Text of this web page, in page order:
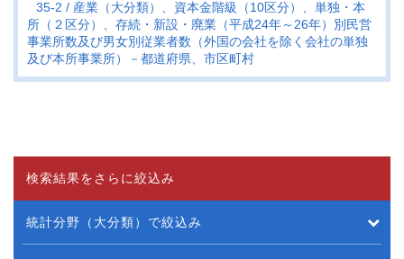
35-2
産業（大分類）、資本金階級（10区分）、単独・本
所（２区分）、存続・新設・廃業（平成24年～26年）別民営
事業所数及び男女別従業者数（外国の会社を除く会社の単独
及び本所事業所）－都道府県、市区町村
検索結果をさらに絞込み
統計分野（大分類）で絞込み